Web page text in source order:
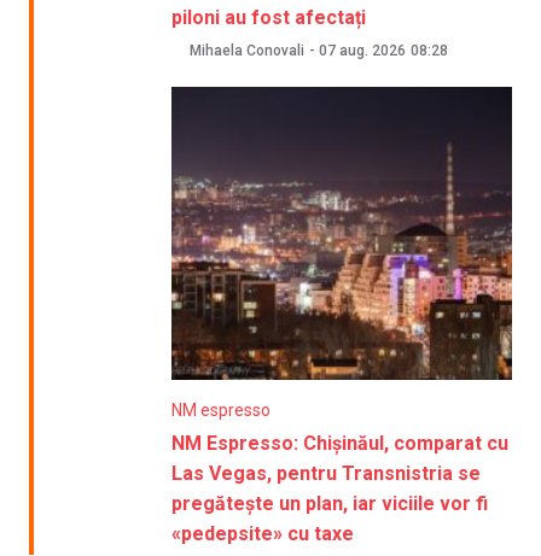
piloni au fost afectați
Mihaela Conovali - 07 aug. 2026 08:28
NM espresso
NM Espresso: Chișinăul, comparat cu
Las Vegas, pentru Transnistria se
pregătește un plan, iar viciile vor fi
«pedepsite» cu taxe